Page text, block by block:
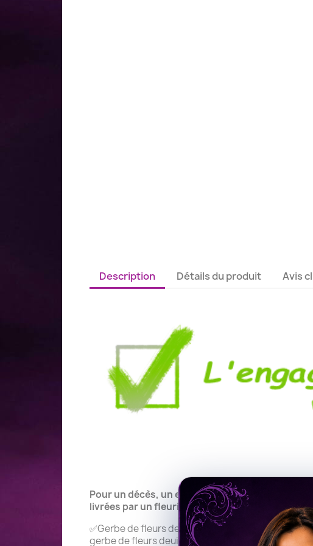
Description Détails du produit Avis
Pour un décès, un enterrement ou des
livrées par un fleuriste de notre réseau proche
✅Gerbe de fleurs deuil - ✅Gerbe de fleurs
gerbe de fleurs deuil. ✅Gerbe pour une crémation